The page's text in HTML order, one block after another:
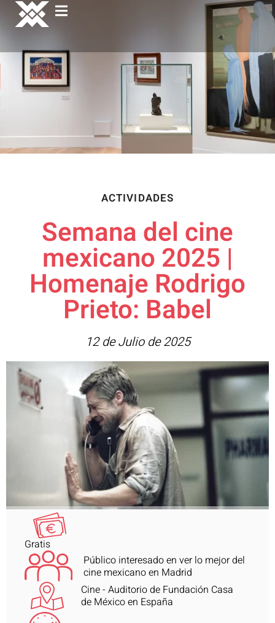
ACTIVIDADES
Semana del cine
mexicano 2025 |
Homenaje Rodrigo
Prieto: Babel
12 de Julio de 2025
Gratis
Público interesado en ver lo mejor del
cine mexicano en Madrid
Cine - Auditorio de Fundación Casa
de México en España